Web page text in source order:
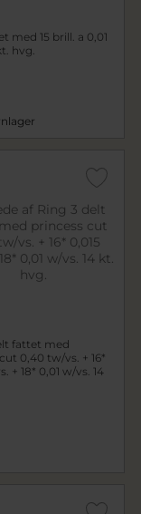
med 15 brill. a 0,01
hvg.
fattet med
0,40 tw/vs. + 16*
+ 18* 0,01 w/vs. 14